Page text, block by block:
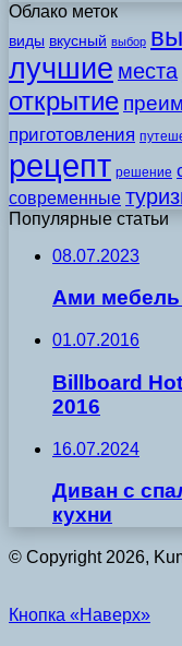
Облако меток
виды вкусный выбор
лучшие места
открытие
приготовления
рецепт решение
современные
Популярные статьи
08.07.2023
Ами мебель
01.07.2016
Billboard
2016
16.07.2024
Диван с
кухни
© Copyright 2026,
Кнопка «Наверх»